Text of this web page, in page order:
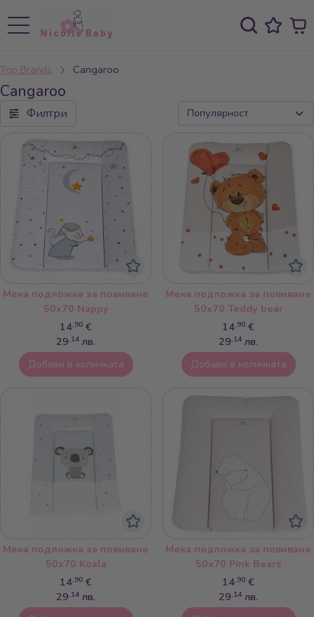
Top Brands Cangaroo
Cangaroo
Филтри
Мека подложка за повиване
50х70 Nappy
14,90 €
29,14 лв.
Добави в количката
Мека подложка за повиване
50х70 Teddy bear
14,90 €
29,14 лв.
Добави в количката
Мека подложка за повиване
50х70 Koala
14,90 €
29,14 лв.
Мека подложка за повиване
50х70 Pink Bears
14,90 €
29,14 лв.